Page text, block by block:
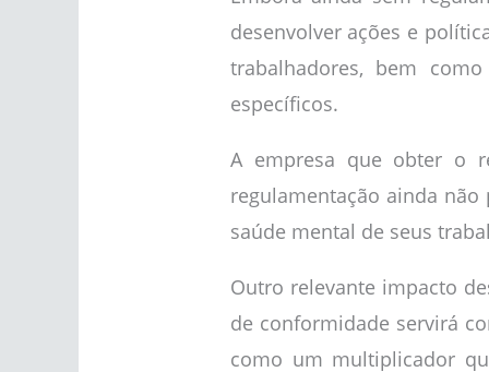
desenvolver ações e
trabalhadores, bem
específicos.
A empresa que obter o
regulamentação ainda
saúde mental de seus
Outro relevante impacto
de conformidade servirá
como um multiplicador